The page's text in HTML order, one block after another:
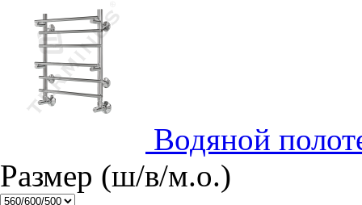
Водяной
Размер (ш/в/м.о.)